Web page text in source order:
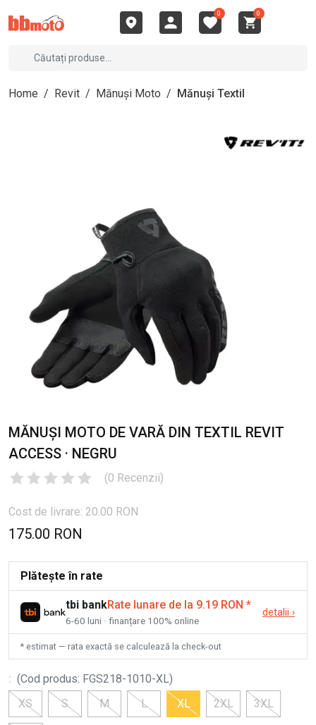
0 0
Home / Revit / Mănuși Moto / Mănuși Textil
MĂNUȘI MOTO DE VARĂ DIN TEXTIL REVIT
ACCESS · NEGRU
(0 Recenzii)
Cost de livrare: 20.00 RON
175.00 RON
Plătește în rate
tbi bankRate lunare de la 9.19 RON *
6-60 luni · finanțare 100% online
detalii ›
* estimat — rata exactă se calculează la check-out
: (Cod produs: FGS218-1010-XL)
XS
S M L XL 2XL 3XL